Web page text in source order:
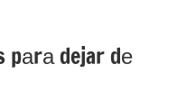
pаrа dejar dе